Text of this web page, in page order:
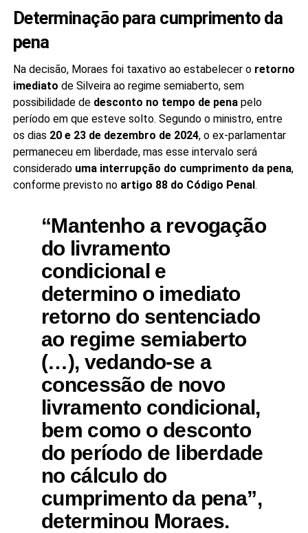
Determinação para cumprimento da
pena
Na decisão, Moraes foi taxativo ao estabelecer o retorno
imediato de Silveira ao regime semiaberto, sem
possibilidade de desconto no tempo de penapelo
período em que esteve solto. Segundo o ministro, entre
os dias 20 e 23 de dezembro de 2024, o ex-parlamentar
permaneceu em liberdade, mas esse intervalo será
considerado uma interrupção do cumprimento da pena,
conforme previsto no artigo 88 do Código Penal.
“Mantenho a revogação
do livramento
condicional e
determino o imediato
retorno do sentenciado
ao regime semiaberto
(…), vedando-se a
concessão de novo
livramento condicional,
bem como o desconto
do período de liberdade
no cálculo do
cumprimento da pena”,
determinou Moraes.